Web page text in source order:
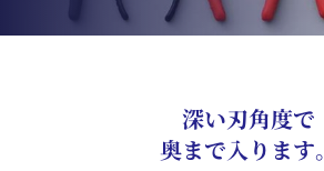
深い刃角度で
奥まで入ります。